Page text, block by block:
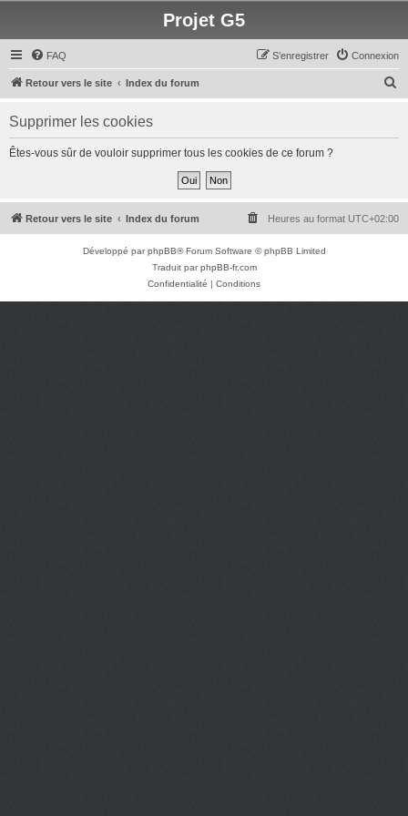
Projet G5
FAQ Connexion
S’enregistrer
Retour vers le site Index du forum
h
Supprimer les cookies
Êtes-vous sûr de vouloir supprimer tous les cookies de ce forum ?
Retour vers le site Index du forum Heures au format UTC+02:00
Développé parphpBB® Forum Software © phpBB Limited
Traduit parphpBB-fr.com
Confidentialité | Conditions